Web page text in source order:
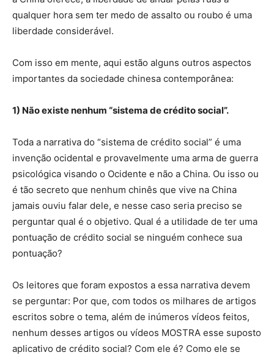
qualquer hora sem ter medo de assalto ou roubo é uma
liberdade considerável.
Com isso em mente, aqui estão alguns outros aspectos
importantes da sociedade chinesa contemporânea:
1) Não existe nenhum “sistema de crédito social”.
Toda a narrativa do “sistema de crédito social” é uma
invenção ocidental e provavelmente uma arma de guerra
psicológica visando o Ocidente e não a China. Ou isso ou
é tão secreto que nenhum chinês que vive na China
jamais ouviu falar dele, e nesse caso seria preciso se
perguntar qual é o objetivo. Qual é a utilidade de ter uma
pontuação de crédito social se ninguém conhece sua
pontuação?
Os leitores que foram expostos a essa narrativa devem
se perguntar: Por que, com todos os milhares de artigos
escritos sobre o tema, além de inúmeros vídeos feitos,
nenhum desses artigos ou vídeos MOSTRA esse suposto
aplicativo de crédito social? Com ele é? Como ele se